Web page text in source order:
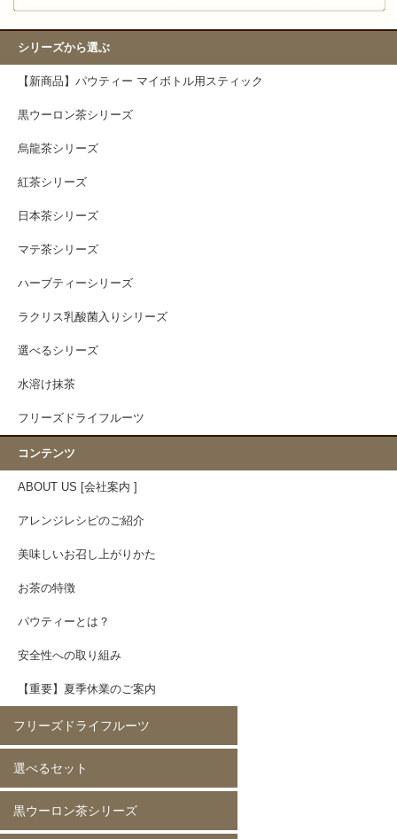
シリーズから選ぶ
【新商品】パウティー マイボトル用スティック
黒ウーロン茶シリーズ
烏龍茶シリーズ
紅茶シリーズ
日本茶シリーズ
マテ茶シリーズ
ハーブティーシリーズ
ラクリス乳酸菌入りシリーズ
選べるシリーズ
水溶け抹茶
フリーズドライフルーツ
コンテンツ
ABOUT US [会社案内 ]
アレンジレシピのご紹介
美味しいお召し上がりかた
お茶の特徴
パウティーとは？
安全性への取り組み
【重要】夏季休業のご案内
フリーズドライフルーツ
イチゴ(5mm)60g
イチゴ(5mm)200g
イチゴ(8mm)200g
フレーズホール50g
フレーズホール150g
イチゴスライス
バナナ60g
バナナ200g
マンゴー60g
マンゴー200g
ラズベリー60g
ラズベリー200g
黄桃60g
黄桃200g
コーン200g
選べるセット
選べる 2種類
黒ウーロン茶シリーズ